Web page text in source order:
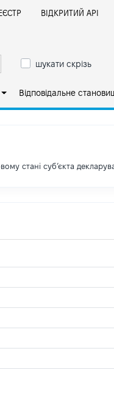
ВІДКРИТИЙ АРІ
шукати скрізь
Відповідальне
стані субʼєкта